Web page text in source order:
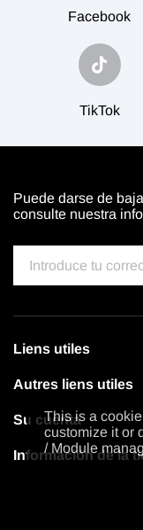
This is a
customize it or
/ Module
Facebook
TikTok
Puede darse de
consulte nuestra
Liens utiles
Autres liens utiles
Su cuenta
Información de la